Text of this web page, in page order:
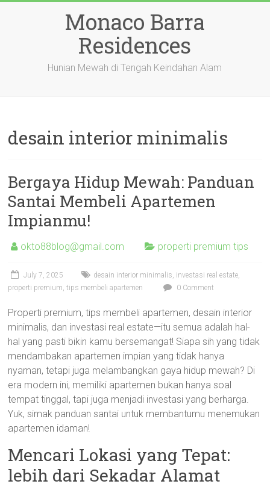
Monaco Barra
Residences
Hunian Mewah di Tengah Keindahan Alam
desain interior minimalis
Bergaya Hidup Mewah: Panduan
Santai Membeli Apartemen
Impianmu!
okto88blog@gmail.com properti premium tips
July 7, 2025 desain interior minimalis, investasi real estate,
properti premium,tips membeli apartemen 0 Comment
Properti premium, tips membeli apartemen, desain interior
minimalis, dan investasi real estate—itu semua adalah hal-
hal yang pasti bikin kamu bersemangat! Siapa sih yang tidak
mendambakan apartemen impian yang tidak hanya
nyaman, tetapi juga melambangkan gaya hidup mewah? Di
era modern ini, memiliki apartemen bukan hanya soal
tempat tinggal, tapi juga menjadi investasi yang berharga.
Yuk, simak panduan santai untuk membantumu menemukan
apartemen idaman!
Mencari Lokasi yang Tepat:
lebih dari Sekadar Alamat